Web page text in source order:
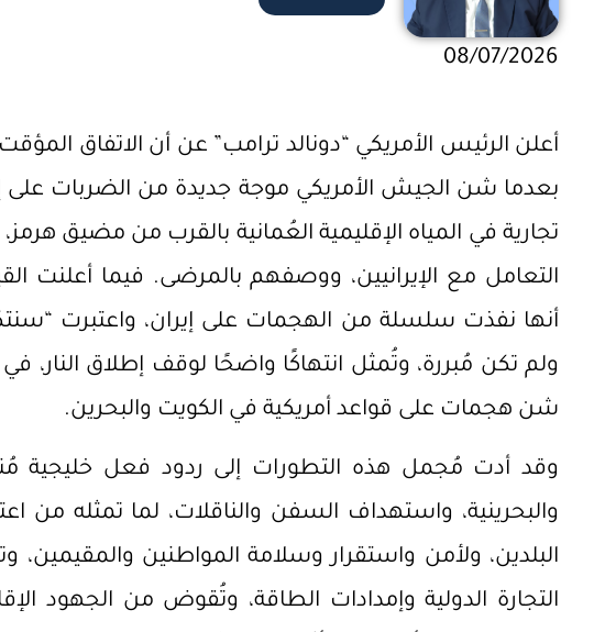
08/07/2026
أعلن الرئيس الأمريكي “دونالد ترامب” عن أن الاتفاق
بعدما شن الجيش الأمريكي موجة جديدة من الضربات على
تجارية في المياه الإقليمية العُمانية بالقرب من مضيق هرمز،
التعامل مع الإيرانيين، ووصفهم بالمرضى. فيما أعلنت
أنها نفذت سلسلة من الهجمات على إيران، واعتبرت
ولم تكن مُبررة، وتُمثل انتهاكًا واضحًا لوقف إطلاق النار،
شن هجمات على قواعد أمريكية في الكويت والبحرين.
وقد أدت مُجمل هذه التطورات إلى ردود فعل خليجية
والبحرينية، واستهداف السفن والناقلات، لما تمثله من
البلدين، ولأمن واستقرار وسلامة المواطنين والمقيمين،
التجارة الدولية وإمدادات الطاقة، وتُقوض من الجهود